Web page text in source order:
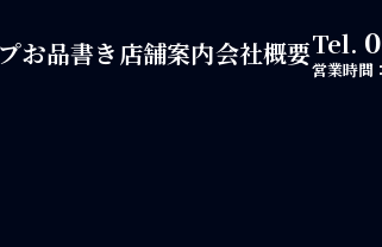
お品書き店舗案内会社概要Tel.
営業時間：